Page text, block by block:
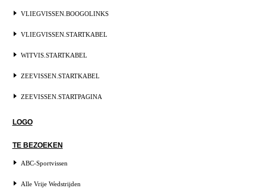
VLIEGVISSEN.BOOGOLINKS
VLIEGVISSEN.STARTKABEL
WITVIS.STARTKABEL
ZEEVISSEN.STARTKABEL
ZEEVISSEN.STARTPAGINA
LOGO
TE BEZOEKEN
ABC-Sportvissen
Alle Vrije Wedstrijden